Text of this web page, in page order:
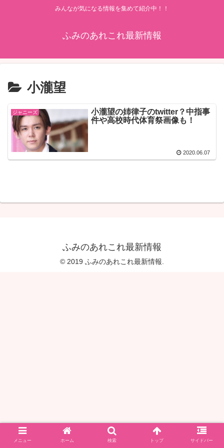
みんなが気になる情報を集めて紹介中！！
ふみのあれこれ最新情報
小瀧望
ジャニーズ
小瀧望の姉律子のtwitter？中指事
件や高校時代体育祭画像も！
2020.06.07
ふみのあれこれ最新情報
© 2019 ふみのあれこれ最新情報.
メニュー ホーム 検索 トップ サイドバー